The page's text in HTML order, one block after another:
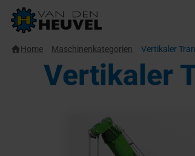
Home Maschinenkategorien Vertikaler
Vertikaler